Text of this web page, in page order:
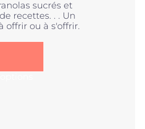
sucrés et
recettes. . . Un
offrir ou à s'offrir.